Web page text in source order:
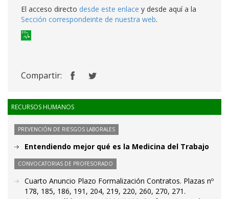
El acceso directo desde este enlace y desde aquí a la
Sección correspondeinte de nuestra web.
Compartir:
RECURSOS HUMANOS
PREVENCIÓN DE RIESGOS LABORALES
Entendiendo mejor qué es la Medicina del Trabajo
CONVOCATORIAS DE PROFESORADO
Cuarto Anuncio Plazo Formalización Contratos. Plazas nº
178, 185, 186, 191, 204, 219, 220, 260, 270, 271.